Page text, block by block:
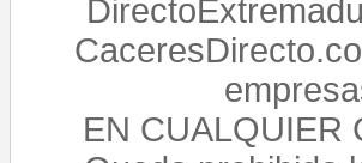
EN CUALQUIER